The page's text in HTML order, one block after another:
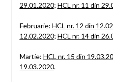
29.01.2020; HCL nr. 11 din
Februarie: HCL nr. 12 din
12.02.2020; HCL nr. 14 din
Martie: HCL nr. 15 din
19.03.2020.